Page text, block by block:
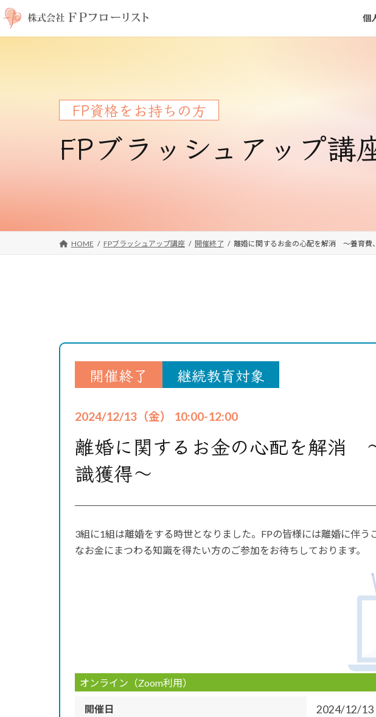
コ
ン
テ
ナ
ビ
ゲ
個
FP資格をお持ちの方
FPブラッシュアップ講
HOME FPブラッシュアップ講座 開催終了 離婚に関するお金の心配を解消 ～養育費
開催終了 継続教育対象
2024/12/13（金） 10:00-12:00
離婚に関するお金の心配を解消
識獲得～
3組に1組は離婚をする時世となりました。FPの皆様には離婚に伴
なお金にまつわる知識を得たい方のご参加をお待ちしております。
オンライン（Zoom利用）
開催日 2024/12/13